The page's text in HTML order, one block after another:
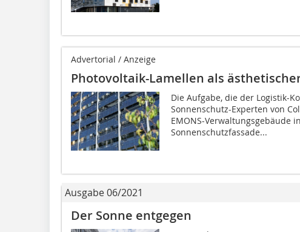
Advertorial / Anzeige
Photovoltaik-Lamellen als
Die Aufgabe, die der Logistik-
Sonnenschutz-Experten von
EMONS-Verwaltungsgebäude
Sonnenschutzfassade...
Ausgabe 06/2021
Der Sonne entgegen